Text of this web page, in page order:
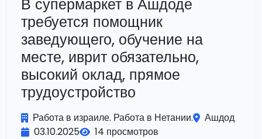
В супермаркет в Ашдоде
требуется помощник
заведующего, обучение на
месте, иврит обязательно,
высокий оклад, прямое
трудоустройство
Работа в израиле. Работа в Нетании.
Ашдод
03.10.2025
14 просмотров